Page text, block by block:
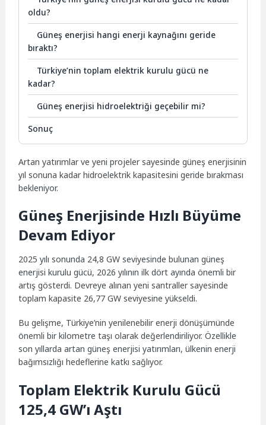
oldu?
Güneş enerjisi hangi enerji kaynağını geride
bıraktı?
Türkiye’nin toplam elektrik kurulu gücü ne
kadar?
Güneş enerjisi hidroelektriği geçebilir mi?
Sonuç
Artan yatırımlar ve yeni projeler sayesinde güneş enerjisinin
yıl sonuna kadar hidroelektrik kapasitesini geride bırakması
bekleniyor.
Güneş Enerjisinde Hızlı Büyüme
Devam Ediyor
2025 yılı sonunda 24,8 GW seviyesinde bulunan güneş
enerjisi kurulu gücü, 2026 yılının ilk dört ayında önemli bir
artış gösterdi. Devreye alınan yeni santraller sayesinde
toplam kapasite 26,77 GW seviyesine yükseldi.
Bu gelişme, Türkiye’nin yenilenebilir enerji dönüşümünde
önemli bir kilometre taşı olarak değerlendiriliyor. Özellikle
son yıllarda artan güneş enerjisi yatırımları, ülkenin enerji
bağımsızlığı hedeflerine katkı sağlıyor.
Toplam Elektrik Kurulu Gücü
125,4 GW’ı Aştı